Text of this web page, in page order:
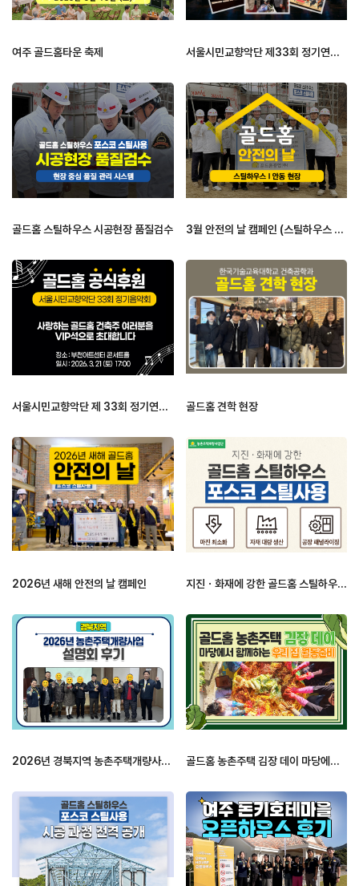
여주 골드홈타운 축제 서울시민교향악단 제33회 정기연주회 …
골드홈 스틸하우스 시공현장 품질검수 3월 안전의 날 캠페인 (스틸하우스 …
서울시민교향악단 제 33회 정기연주회 골드홈 견학 현장
2026년 새해 안전의 날 캠페인 지진ㆍ화재에 강한 골드홈 스틸하우스 …
2026년 경북지역 농촌주택개량사업 … 골드홈 농촌주택 김장 데이 마당에서 …